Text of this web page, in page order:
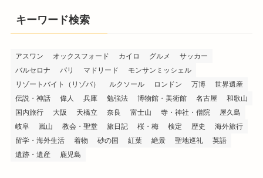
キーワード検索
アスワン オックスフォード カイロ グルメ
サッカー
バルセロナ
パリ マドリード
モンサンミッシェル
リゾートバイト（リゾバ）
ルクソール ロンドン 万博
世界遺産
伝説・神話
偉人 兵庫 勉強法 博物館・美術館 名古屋
和歌山
国内旅行
大阪 天橋立 奈良 富士山 寺・神社・僧院
屋久島
岐阜
嵐山 教会・聖堂 旅日記 桜・梅 検定 歴史
海外旅行
留学・海外生活
着物 砂の国 紅葉 絶景 聖地巡礼
英語
遺跡・遺産
鹿児島